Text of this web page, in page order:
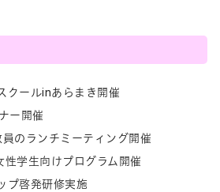
クールinあらまき開催
ー開催
のランチミーティング開催
性学生向けプログラム開催
プ啓発研修実施